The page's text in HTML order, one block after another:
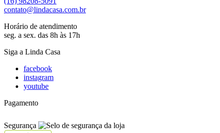
contato@lindacasa.com.br
Horário de atendimento
seg. a sex. das 8h às 17h
Siga a Linda Casa
facebook
instagram
youtube
Pagamento
Segurança